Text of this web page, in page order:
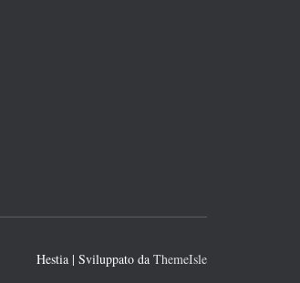
Hestia | Sviluppato da ThemeIsle